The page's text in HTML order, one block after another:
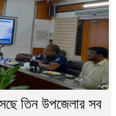
দেওয়ান: ‘এবার স্বাধীনতার
৮ই মার্চের দৈনিক সংবাদ পত্রিকার...
বিস্তারিত
পৌর মেয়র !
(২৪ ডিসেম্বর) নিজ বাসায় পরীক্ষার
তিন উপজেলার সব